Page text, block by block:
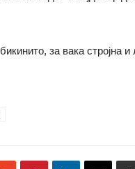
за вака стројна